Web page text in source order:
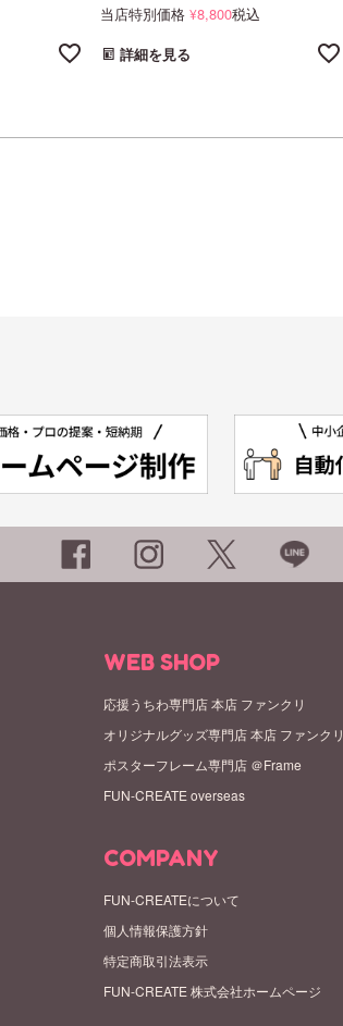
当店特別価格 ¥8,800税込
詳細を見る
WEB SHOP
応援うちわ専門店 本店 ファンクリ
オリジナルグッズ専門店 本店 ファンクリ
ポスターフレーム専門店 ＠Frame
FUN-CREATE overseas
COMPANY
FUN-CREATEについて
個人情報保護方針
特定商取引法表示
FUN-CREATE 株式会社ホームページ